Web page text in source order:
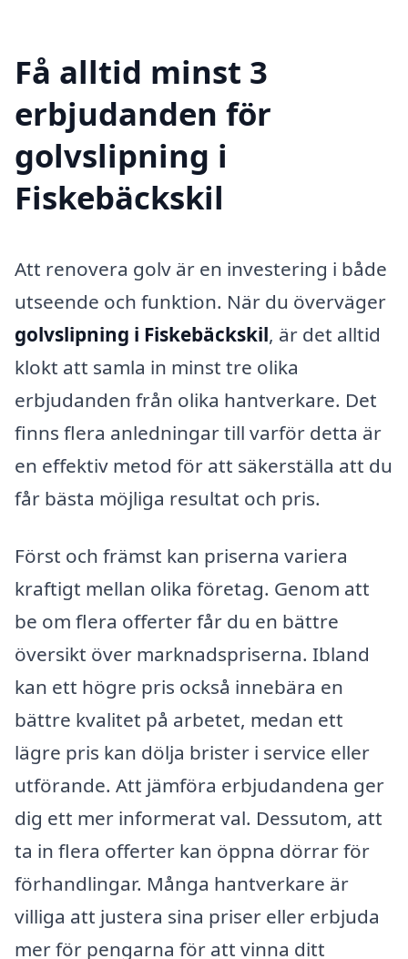
Få alltid minst 3
erbjudanden för
golvslipning i
Fiskebäckskil
Att renovera golv är en investering i både
utseende och funktion. När du överväger
golvslipning i Fiskebäckskil, är det alltid
klokt att samla in minst tre olika
erbjudanden från olika hantverkare. Det
finns flera anledningar till varför detta är
en effektiv metod för att säkerställa att du
får bästa möjliga resultat och pris.
Först och främst kan priserna variera
kraftigt mellan olika företag. Genom att
be om flera offerter får du en bättre
översikt över marknadspriserna. Ibland
kan ett högre pris också innebära en
bättre kvalitet på arbetet, medan ett
lägre pris kan dölja brister i service eller
utförande. Att jämföra erbjudandena ger
dig ett mer informerat val. Dessutom, att
ta in flera offerter kan öppna dörrar för
förhandlingar. Många hantverkare är
villiga att justera sina priser eller erbjuda
mer för pengarna för att vinna ditt